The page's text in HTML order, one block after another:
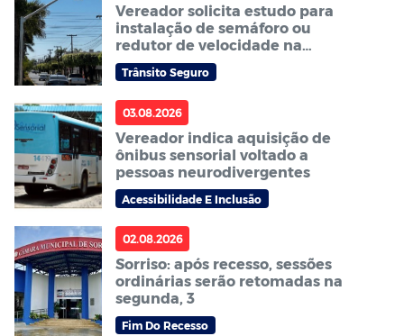
Vereador solicita estudo para
instalação de semáforo ou
redutor de velocidade na
avenida Curitiba no bairro
Centro Sul
Trânsito Seguro
03.08.2026
Vereador indica aquisição de
ônibus sensorial voltado a
pessoas neurodivergentes
Acessibilidade E Inclusão
02.08.2026
Sorriso: após recesso, sessões
ordinárias serão retomadas na
segunda, 3
Fim Do Recesso